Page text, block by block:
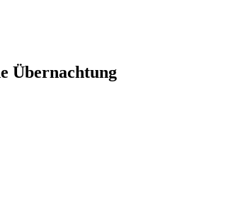
Übernachtung